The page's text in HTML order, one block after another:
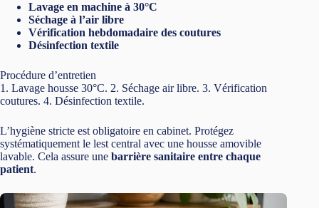
Lavage en machine à 30°C
Séchage à l’air libre
Vérification hebdomadaire des coutures
Désinfection textile
Procédure d’entretien
1. Lavage housse 30°C. 2. Séchage air libre. 3. Vérification
coutures. 4. Désinfection textile.
L’hygiène stricte est obligatoire en cabinet. Protégez
systématiquement le lest central avec une housse amovible
lavable. Cela assure une barrière sanitaire entre chaque
patient.